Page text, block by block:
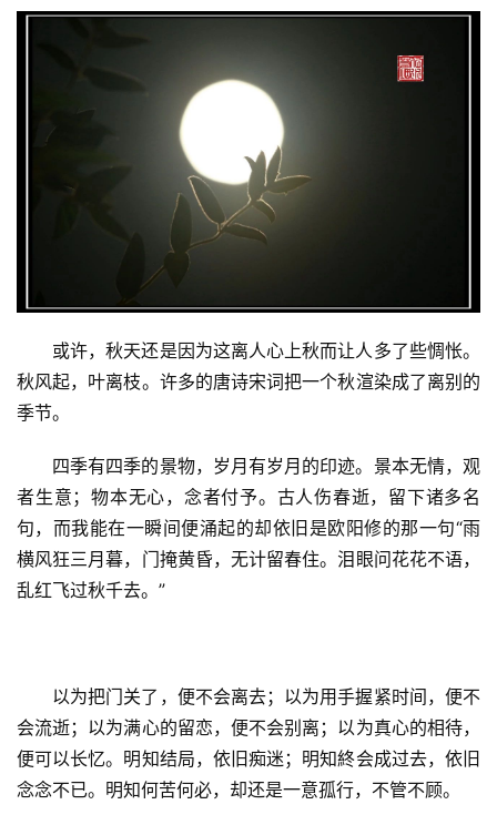
或许，秋天还是因为这离人心上秋而让人多了些惆怅。
秋风起，叶离枝。许多的唐诗宋词把一个秋渲染成了离别的
季节。
四季有四季的景物，岁月有岁月的印迹。景本无情，观
者生意；物本无心，念者付予。古人伤春逝，留下诸多名
句，而我能在一瞬间便涌起的却依旧是欧阳修的那一句“雨
横风狂三月暮，门掩黄昏，无计留春住。泪眼问花花不语，
乱红飞过秋千去。”
以为把门关了，便不会离去；以为用手握紧时间，便不
会流逝；以为满心的留恋，便不会别离；以为真心的相待，
便可以长忆。明知结局，依旧痴迷；明知終会成过去，依旧
念念不已。明知何苦何必，却还是一意孤行，不管不顾。